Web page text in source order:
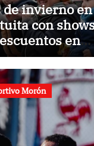
de invierno
con
en
Morón